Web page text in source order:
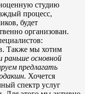
студию
процесс,
будет
организован.
Также мы хотим
раньше основной
предлагать
Хочется
спектр услуг